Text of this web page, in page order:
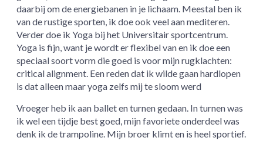
daarbij om de energiebanen in je lichaam. Meestal ben ik
van de rustige sporten, ik doe ook veel aan mediteren.
Verder doe ik Yoga bij het Universitair sportcentrum.
Yoga is fijn, want je wordt er flexibel van en ik doe een
speciaal soort vorm die goed is voor mijn rugklachten:
critical alignment. Een reden dat ik wilde gaan hardlopen
is dat alleen maar yoga zelfs mij te sloom werd
Vroeger heb ik aan ballet en turnen gedaan. In turnen was
ik wel een tijdje best goed, mijn favoriete onderdeel was
denk ik de trampoline. Mijn broer klimt en is heel sportief.